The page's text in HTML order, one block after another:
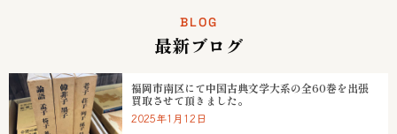
BLOG
最新ブログ
福岡市南区にて中国古典文学大系の全60巻を出張
買取させて頂きました。
2025年1月12日